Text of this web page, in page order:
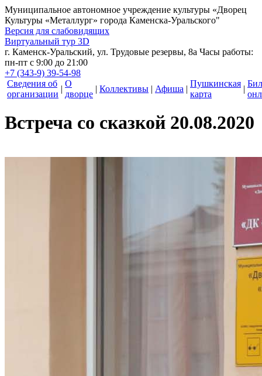
Муниципальное автономное учреждение культуры «Дворец
Культуры «Металлург» города Каменска-Уральского"
Версия для слабовидящих
Виртуальный тур 3D
г. Каменск-Уральский, ул. Трудовые резервы, 8а Часы работы:
пн-пт с 9:00 до 21:00
+7 (343-9) 39-54-98
Сведения об
организации
|
О
дворце
| Коллективы | Афиша |
Пушкинская
карта
|
Встреча со сказкой 20.08.2020